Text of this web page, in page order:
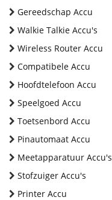
Gereedschap Accu
Walkie Talkie Accu's
Wireless Router Accu
Compatibele Accu
Hoofdtelefoon Accu
Speelgoed Accu
Toetsenbord Accu
Pinautomaat Accu
Meetapparatuur Accu's
Stofzuiger Accu's
Printer Accu